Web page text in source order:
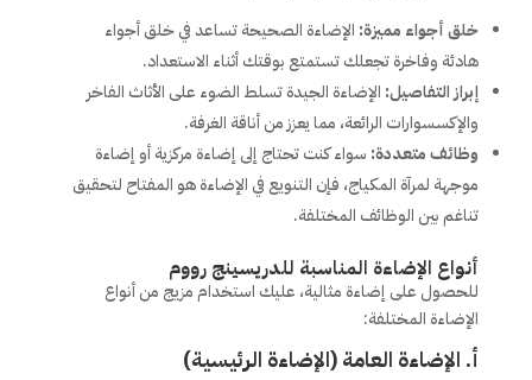
خلق أجواء مميزة: الإضاءة الصحيحة تساعد في خلق أجواء
هادئة وفاخرة تجعلك تستمتع بوقتك أثناء الاستعداد.
إبراز التفاصيل: الإضاءة الجيدة تسلط الضوء على الأثاث الفاخر
والإكسسوارات الرائعة، مما يعزز من أناقة الغرفة.
وظائف متعددة: سواء كنت تحتاج إلى إضاءة مركزية أو إضاءة
موجهة لمرآة المكياج، فإن التنويع في الإضاءة هو المفتاح لتحقيق
تناغم بين الوظائف المختلفة.
أنواع الإضاءة المناسبة للدريسينج رووم
للحصول على إضاءة مثالية، عليك استخدام مزيج من أنواع
الإضاءة المختلفة:
أ. الإضاءة العامة (الإضاءة الرئيسية)